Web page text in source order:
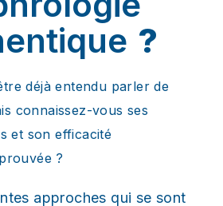
?
déjà entendu parler de
connaissez-vous ses
et son efficacité
?
approches qui se sont